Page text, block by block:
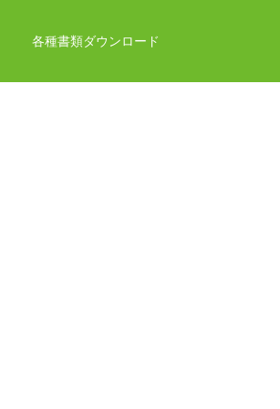
各種書類ダウンロード